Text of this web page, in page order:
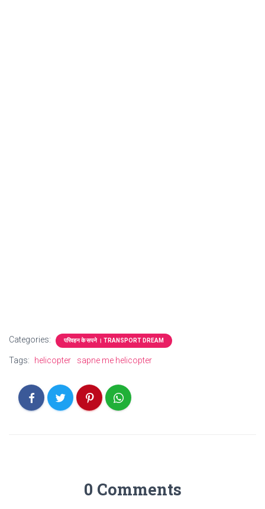
Categories: परिवहन के सपने । TRANSPORT DREAM
Tags: helicopter sapne me helicopter
0 Comments